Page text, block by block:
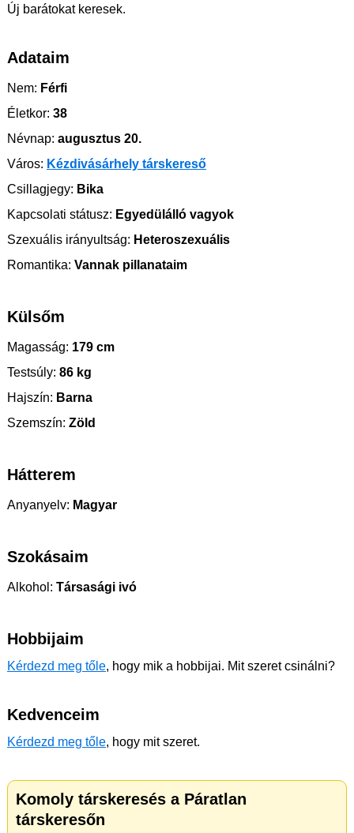
Új barátokat keresek.
Adataim
Nem: Férfi
Életkor: 38
Névnap: augusztus 20.
Város: Kézdivásárhely társkereső
Csillagjegy: Bika
Kapcsolati státusz: Egyedülálló vagyok
Szexuális irányultság: Heteroszexuális
Romantika: Vannak pillanataim
Külsőm
Magasság: 179 cm
Testsúly: 86 kg
Hajszín: Barna
Szemszín: Zöld
Hátterem
Anyanyelv: Magyar
Szokásaim
Alkohol: Társasági ivó
Hobbijaim
Kérdezd meg tőle, hogy mik a hobbijai. Mit szeret csinálni?
Kedvenceim
Kérdezd meg tőle, hogy mit szeret.
Komoly társkeresés a Páratlan
társkeresőn